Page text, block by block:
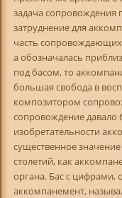
задача сопровождения
затруднение для
часть
а обозначалась
под басом, то
большая свобода в
композитором
сопровождение
изобретательности
существенное
столетий, как
органа. Бас с цифрами,
аккомпанемент,